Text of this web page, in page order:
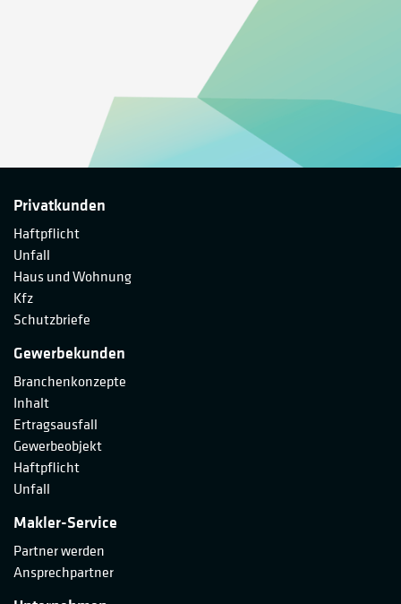
Privatkunden
Haftpflicht
Unfall
Haus und Wohnung
Kfz
Schutzbriefe
Gewerbekunden
Branchenkonzepte
Inhalt
Ertragsausfall
Gewerbeobjekt
Haftpflicht
Unfall
Makler-Service
Partner werden
Ansprechpartner